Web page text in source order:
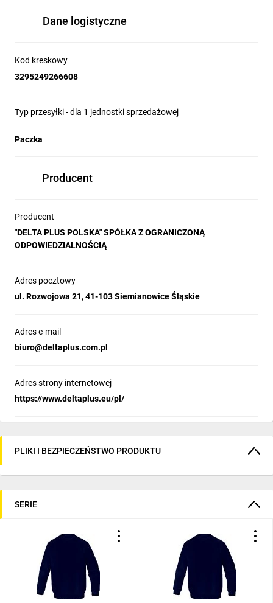
Dane logistyczne
Kod kreskowy
3295249266608
Typ przesyłki - dla 1 jednostki sprzedażowej
Paczka
Producent
Producent
"DELTA PLUS POLSKA" SPÓŁKA Z OGRANICZONĄ
ODPOWIEDZIALNOŚCIĄ
Adres pocztowy
ul. Rozwojowa 21, 41-103 Siemianowice Śląskie
Adres e-mail
biuro@deltaplus.com.pl
Adres strony internetowej
https://www.deltaplus.eu/pl/
PLIKI I BEZPIECZEŃSTWO PRODUKTU
SERIE